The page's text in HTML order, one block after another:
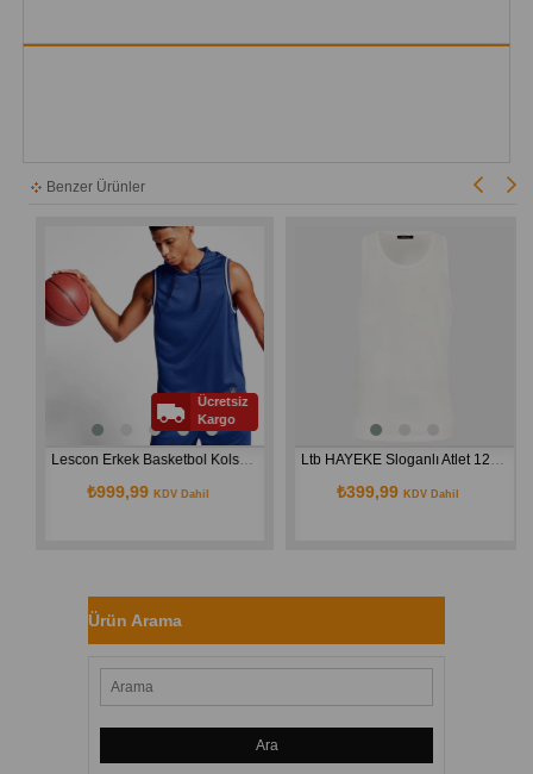
Benzer Ürünler
Lescon Erkek Basketbol Kolsuz Kapişolu Saks Atlet 24B-1056 24BTEP001056
₺999,99KDV Dahil
Ücretsiz
Kargo
Ltb HAYEKE Sloganlı Atlet 1224840736089
₺399,99KDV Dahil
Ürün Arama
Ara